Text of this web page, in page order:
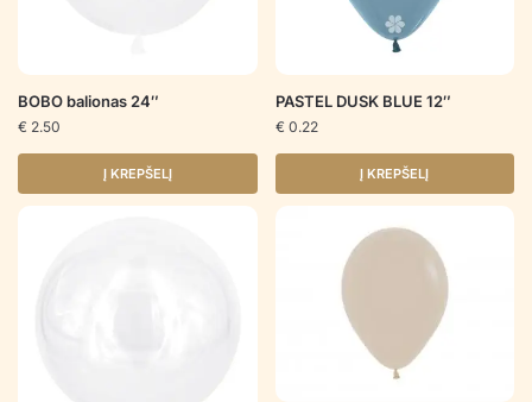
BOBO balionas 24″
€ 2.50
Į KREPŠELĮ
PASTEL DUSK BLUE 12″
€ 0.22
Į KREPŠELĮ